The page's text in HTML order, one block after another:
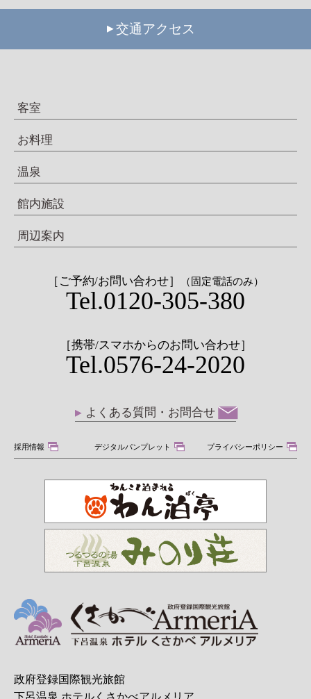
交通アクセス
客室
お料理
温泉
館内施設
周辺案内
［ご予約/お問い合わせ］ （固定電話のみ）
Tel.0120-305-380
［携帯/スマホからのお問い合わせ］
Tel.0576-24-2020
よくある質問・お問合せ
採用情報 デジタルパンプレット プライバシーポリシー
政府登録国際観光旅館
下呂温泉 ホテルくさかべアルメリア